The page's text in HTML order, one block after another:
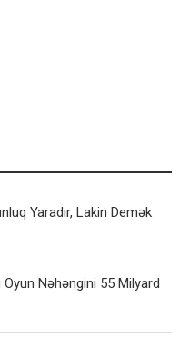
Yaradır, Lakin Demək
Nəhəngini 55 Milyard